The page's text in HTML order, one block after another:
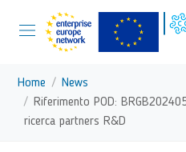
Vai ai contenuti
torna al menu di scelta rapida
Menu di
Home
News
Riferimento POD:
ricerca partners R&D